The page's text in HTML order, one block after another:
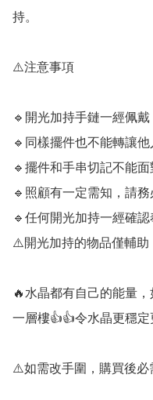
持。
⚠️注意事項
🔹️開光加持手鏈一經佩戴
🔹️同樣擺件也不能轉讓他
🔹️擺件和手串切記不能
🔹️照顧有一定需知，請務
🔹️任何開光加持一經確
⚠️開光加持的物品僅輔助
🔥水晶都有自己的能量
一層樓👍👍令水晶更穩定
⚠️如需改手圍，購買後